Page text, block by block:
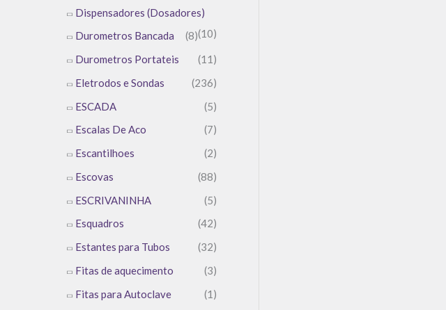
Dispensadores (Dosadores)
(10)
Durometros Bancada
(8)
Durometros Portateis
(11)
Eletrodos e Sondas
(236)
ESCADA
(5)
Escalas De Aco
(7)
Escantilhoes
(2)
Escovas
(88)
ESCRIVANINHA
(5)
Esquadros
(42)
Estantes para Tubos
(32)
Fitas de aquecimento
(3)
Fitas para Autoclave
(1)